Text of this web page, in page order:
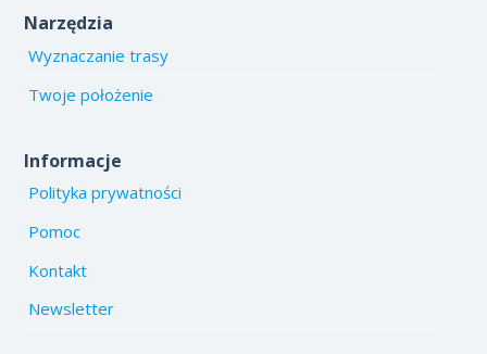
Narzędzia
Wyznaczanie trasy
Twoje położenie
Informacje
Polityka prywatności
Pomoc
Kontakt
Newsletter